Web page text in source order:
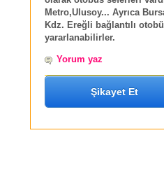
Metro,Ulusoy... Ayrıca
Kdz. Ereğli bağlantılı
yararlanabilirler.
Yorum yaz
Şikayet Et